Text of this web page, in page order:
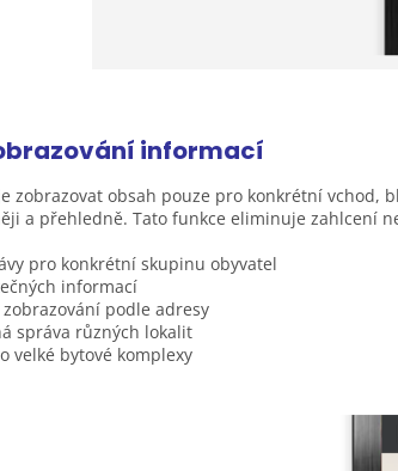
informací
zobrazovat obsah pouze pro konkrétní
a přehledně. Tato funkce eliminuje zahlcení
pro konkrétní skupinu obyvatel
informací
podle adresy
správa různých lokalit
velké bytové komplexy